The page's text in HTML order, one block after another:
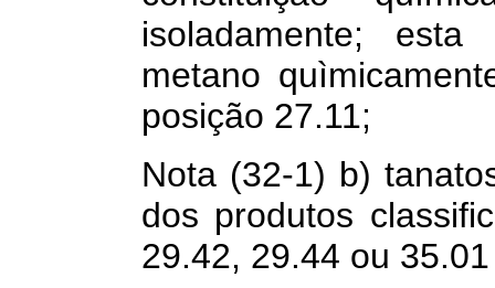
isoladamente;
metano
posição 27.11;
Nota (32-1) b)
dos produtos
29.42, 29.44 ou